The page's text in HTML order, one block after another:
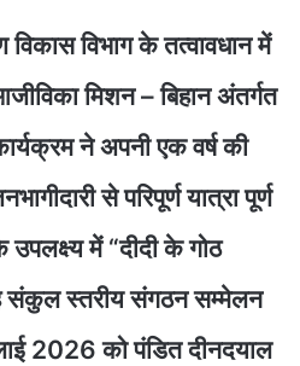
विकास विभाग के तत्वावधान में
मिशन – बिहान अंतर्गत
ने अपनी एक वर्ष की
से परिपूर्ण यात्रा पूर्ण
में “दीदी के गोठ
संकुल स्तरीय संगठन सम्मेलन
2026 को पंडित दीनदयाल